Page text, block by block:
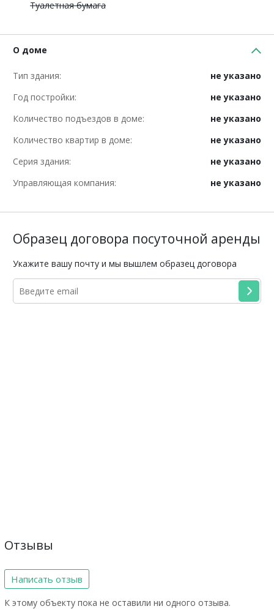
Туалетная бумага
О доме
Тип здания:
не указано
Год постройки:
не указано
Количество подъездов в доме:
не указано
Количество квартир в доме:
не указано
Серия здания:
не указано
Управляющая компания:
не указано
Образец договора посуточной аренды
Укажите вашу почту и мы вышлем образец договора
Отзывы
Написать отзыв
К этому объекту пока не оставили ни одного отзыва.